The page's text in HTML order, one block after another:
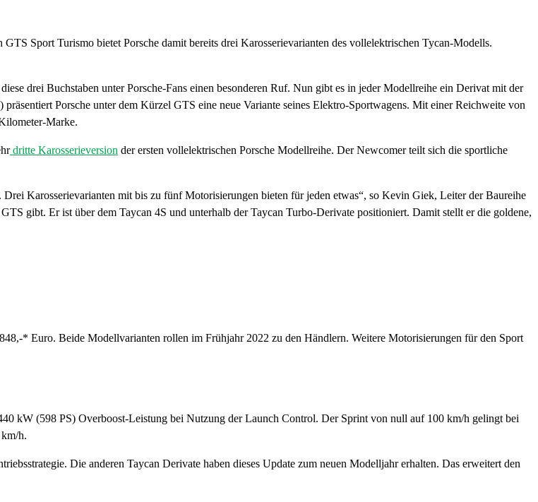
Sport Turismo bietet Porsche damit bereits drei Karosserievarianten des vollelektrischen Tycan-Modells.
drei Buchstaben unter Porsche-Fans einen besonderen Ruf. Nun gibt es in jeder Modellreihe ein Derivat mit der
Porsche unter dem Kürzel GTS eine neue Variante seines Elektro-Sportwagens. Mit einer Reichweite von
Marke.
dritte Karosserieversion der ersten vollelektrischen Porsche Modellreihe. Der Newcomer teilt sich die sportliche
Karosserievarianten mit bis zu fünf Motorisierungen bieten für jeden etwas“, so Kevin Giek, Leiter der Baureihe
gibt. Er ist über dem Taycan 4S und unterhalb der Taycan Turbo-Derivate positioniert. Damit stellt er die goldene,
* Euro. Beide Modellvarianten rollen im Frühjahr 2022 zu den Händlern. Weitere Motorisierungen für den Sport
kW (598 PS) Overboost-Leistung bei Nutzung der Launch Control. Der Sprint von null auf 100 km/h gelingt bei
h.
Die anderen Taycan Derivate haben dieses Update zum neuen Modelljahr erhalten. Das erweitert den